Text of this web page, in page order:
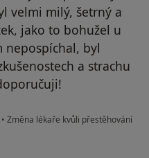
velmi milý, šetrný a
jako to bohužel u
nepospíchal, byl
a strachu
• Změna lékaře kvůli přestěhování